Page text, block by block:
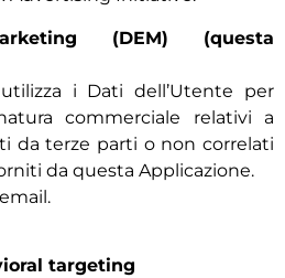
(DEM) (questa
i Dati dell’Utente per
commerciale relativi a
da terze parti o non correlati
da questa Applicazione.
targeting